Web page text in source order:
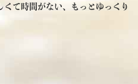
くて時間がない、もっとゆっくり